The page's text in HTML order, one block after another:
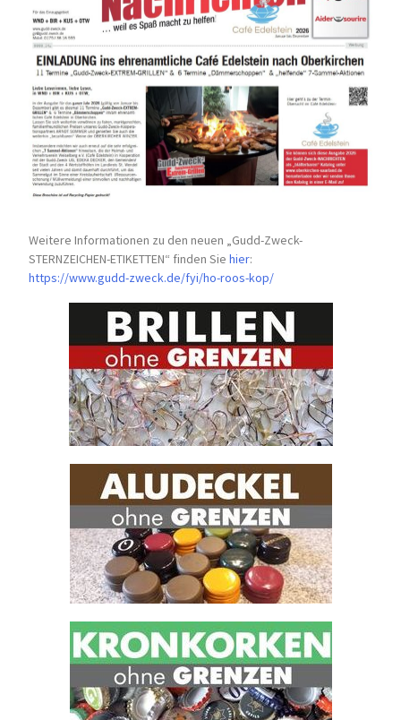
Weitere Informationen zu den neuen „Gudd-Zweck-
STERNZEICHEN-ETIKETTEN“ finden Siehier:
https://www.gudd-zweck.de/fyi/ho-roos-kop/